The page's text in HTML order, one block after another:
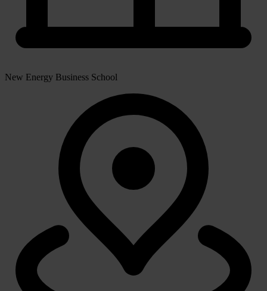
New Energy Business School